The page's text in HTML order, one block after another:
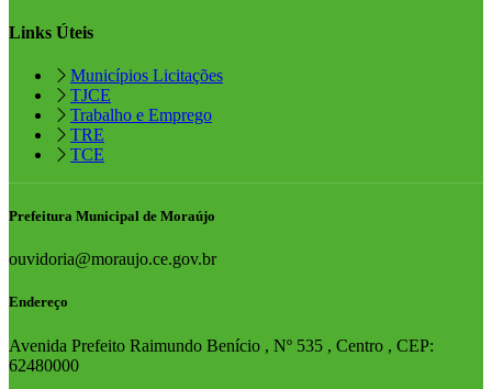
Links Úteis
Municípios Licitações
TJCE
Trabalho e Emprego
TRE
TCE
Prefeitura Municipal de Moraújo
ouvidoria@moraujo.ce.gov.br
Endereço
Avenida Prefeito Raimundo Benício , Nº 535 , Centro , CEP:
62480000